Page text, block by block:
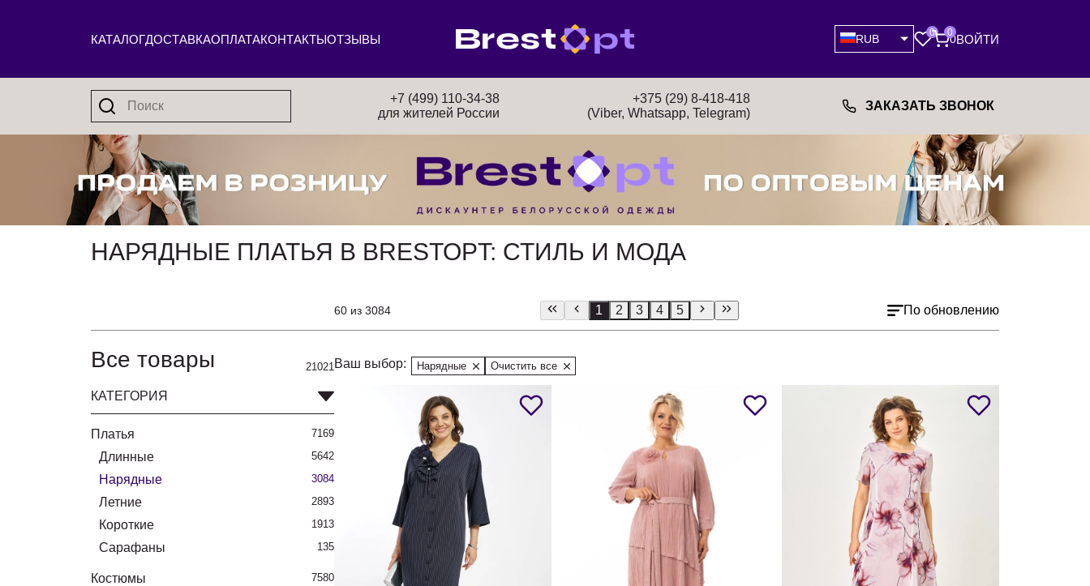
КАТАЛОГДОСТАВКАОПЛАТАКОНТАКТЫОТЗЫВЫ RUB
0 0
0ВОЙТИ
+7 (499) 110-34-38
для жителей России
+375 (29) 8-418-418
(Viber, Whatsapp, Telegram)
ЗАКАЗАТЬ ЗВОНОК
НАРЯДНЫЕ ПЛАТЬЯ В BRESTOPT: СТИЛЬ И МОДА
60 из 3084 По обновлению
1 2 3 4 5
Все товары 21021
КАТЕГОРИЯ
Платья 7169
Длинные 5642
Нарядные 3084
Летние 2893
Короткие 1913
Сарафаны 135
Костюмы 7580
Ваш выбор: Нарядные Очистить все